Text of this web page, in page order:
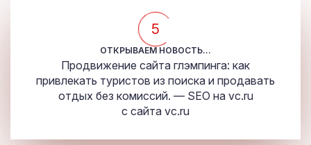
5
ОТКРЫВАЕМ НОВОСТЬ...
Продвижение сайта глэмпинга: как
привлекать туристов из поиска и продавать
отдых без комиссий. — SEO на vc.ru
с сайта vc.ru